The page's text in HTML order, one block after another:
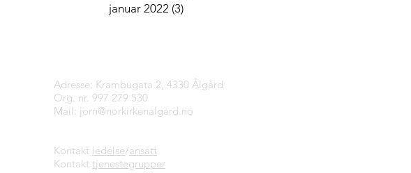
januar 2022 (3)
Adresse: Krambugata 2, 4330 Ålgård
Org. nr. 997 279 530
Mail: jorn@norkirkenalgard.no
Kontakt ledelse/ansatt
Kontakt tjenestegrupper